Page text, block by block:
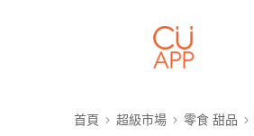
首頁 超級市場 零食 甜品